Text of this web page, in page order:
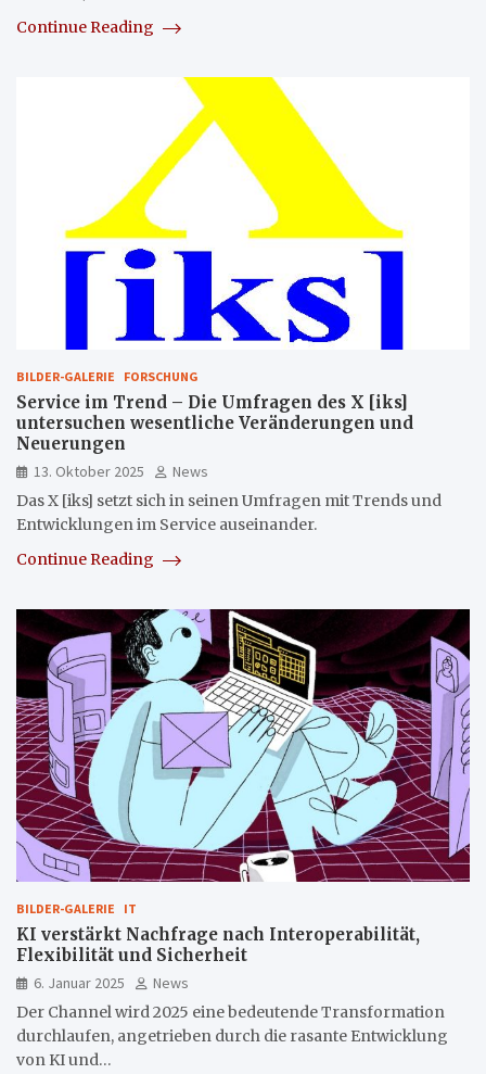
Continue Reading
BILDER-GALERIE FORSCHUNG
Service im Trend – Die Umfragen des X [iks]
untersuchen wesentliche Veränderungen und
Neuerungen
13. Oktober 2025
News
Das X [iks] setzt sich in seinen Umfragen mit Trends und
Entwicklungen im Service auseinander.
Continue Reading
BILDER-GALERIE IT
KI verstärkt Nachfrage nach Interoperabilität,
Flexibilität und Sicherheit
6. Januar 2025
News
Der Channel wird 2025 eine bedeutende Transformation
durchlaufen, angetrieben durch die rasante Entwicklung
von KI und…